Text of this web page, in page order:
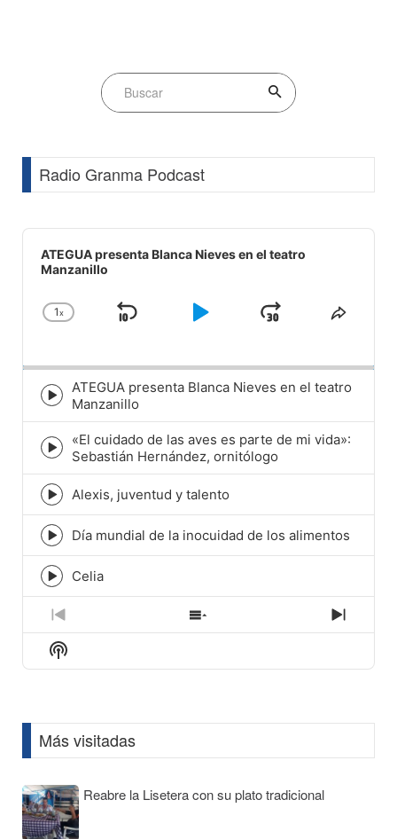
Radio Granma Podcast
Audio
Player
ATEGUA presenta Blanca Nieves en el teatro
Manzanillo
Change
1x
Skip
Play
JumpShare
Episode
play
icon
ATEGUA presenta Blanca Nieves en el teatro
Manzanillo
Episode
play
icon
«El cuidado de las aves es parte de mi vida»:
Sebastián Hernández, ornitólogo
Episode
play
icon
Alexis, juventud y talento
Episode
play
icon
Día mundial de la inocuidad de los alimentos
Episode
play
icon
Celia
Previous
Episode
Show
Episodes
Next
Show
Podcast
Más visitadas
Reabre la Lisetera con su plato tradicional